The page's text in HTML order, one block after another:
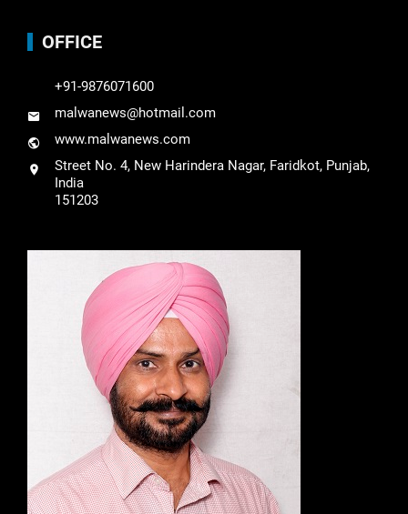
OFFICE
+91-9876071600
malwanews@hotmail.com
www.malwanews.com
Street No. 4, New Harindera Nagar, Faridkot, Punjab,
India
151203